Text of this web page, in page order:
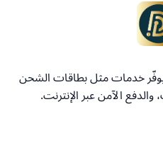
يوفّر خدمات مثل بطاقات الشحن
والدفع الآمن عبر الإنترنت.